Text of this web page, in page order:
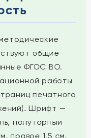
общие
ФГОС ВО.
работы
печатного
Шрифт —
полуторный
правое 1.5 см,